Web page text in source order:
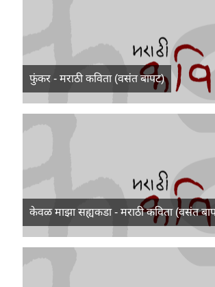
फुंकर - मराठी कविता (वसंत बापट)
केवळ माझा सह्यकडा - मराठी कविता (वसंत